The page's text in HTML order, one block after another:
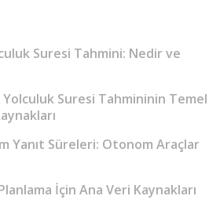
Suresi Tahmini: Nedir ve
Suresi Tahmininin Temel
Yanıt Süreleri: Otonom Araçlar
İçin Ana Veri Kaynakları